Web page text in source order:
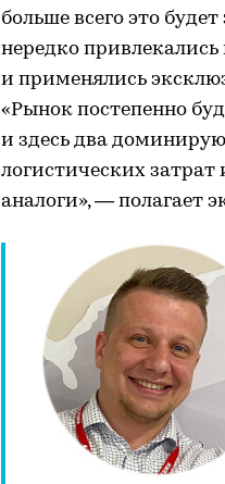
больше всего это
нередко
и применялись
«Рынок постепенно
и здесь два
логистических затрат
аналоги», — полагает